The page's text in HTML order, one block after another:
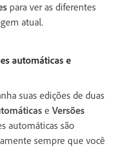
para ver as diferentes
atual.
automáticas e
suas edições de duas
e Versões
automáticas são
sempre que você